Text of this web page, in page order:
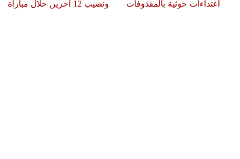
وتصيب 12 آخرين خلال مباراة
اعتداءات حوثية بالمقذوفات